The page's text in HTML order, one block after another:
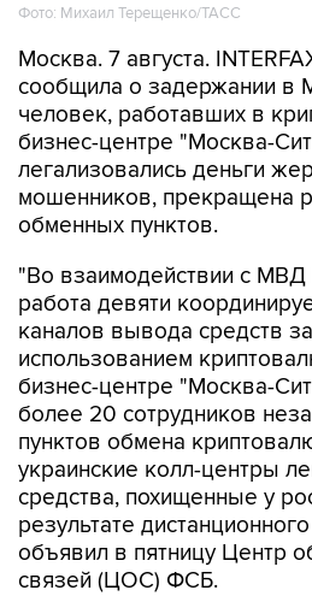
Фото: Михаил Терещенко/ТАСС
Москва. 7 августа.
сообщила о задержании в
человек, работавших в
бизнес-центре "Москва-
легализовались деньги
мошенников, прекращена
обменных пунктов.
"Во взаимодействии с МВД
работа девяти
каналов вывода средств
использованием
бизнес-центре "Москва-
более 20 сотрудников
пунктов обмена
украинские колл-центры
средства, похищенные у
результате
объявил в пятницу Центр
связей (ЦОС) ФСБ.